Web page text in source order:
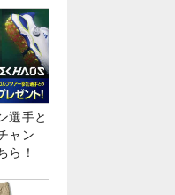
選手と
ャン
ら！